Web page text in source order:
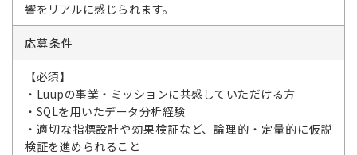
響をリアルに感じられます。
応募条件
【必須】
・Luupの事業・ミッションに共感していただける方
・SQLを用いたデータ分析経験
・適切な指標設計や効果検証など、論理的・定量的に仮説
検証を進められること